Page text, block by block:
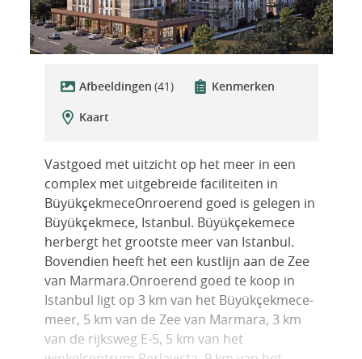
Afbeeldingen (41)
Kenmerken
Kaart
Vastgoed met uitzicht op het meer in een
complex met uitgebreide faciliteiten in
BüyükçekmeceOnroerend goed is gelegen in
Büyükçekmece, Istanbul. Büyükçekemece
herbergt het grootste meer van Istanbul.
Bovendien heeft het een kustlijn aan de Zee
van Marmara.Onroerend goed te koop in
Istanbul ligt op 3 km van het Büyükçekmece-
meer, 5 km van de Zee van Marmara, 3 km
van de rijksweg E-5, 5 km van het